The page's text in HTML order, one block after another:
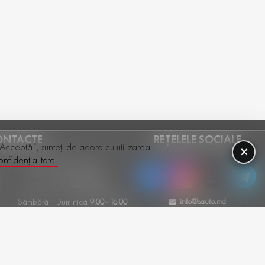
×
sunteți de acord cu utilizarea
+(373) 79-600-386
Sâmbătă - Duminică 9:00 - 16:00
REȚELELE SOCIALE
info@sauto.md